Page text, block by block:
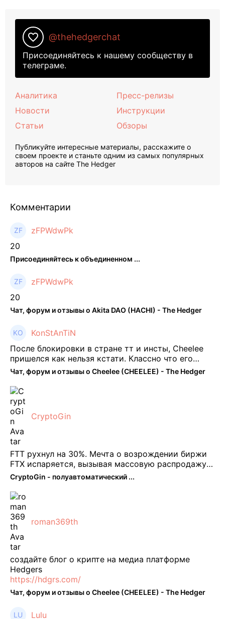
favorite_border @thehedgerchat
Присоединяйтесь к нашему сообществу в
телеграме.
Аналитика
Новости
Статьи
Пресс-релизы
Инструкции
Обзоры
Публикуйте интересные материалы, расскажите о
своем проекте и станьте одним из самых популярных
авторов на сайте The Hedger
Комментарии
zFPWdwPk
20
Присоединяйтесь к объединенном ...
zFPWdwPk
20
Чат, форум и отзывы о Akita DAO (HACHI) - The Hedger
KonStAnTiN
После блокировки в стране тт и инсты, Cheelee
пришелся как нельзя кстати. Классно что его
можно юзать без так уже всем надоевшего vpn.
Сейчас просто чилю и наслаждаюсь др ...
Чат, форум и отзывы о Cheelee (CHEELEE) - The Hedger
CryptoGin
FTT рухнул на 30%. Мечта о возрождении биржи
FTX испаряется, вызывая массовую распродажу
ее собственного токена FTT. По словам Кайко , 5
февраля FTT, ныне бесполезная ...
CryptoGin - полуавтоматический ...
roman369th
создайте блог о крипте на медиа платформе
Hedgers
https://hdgrs.com/
Чат, форум и отзывы о Cheelee (CHEELEE) - The Hedger
Lulu